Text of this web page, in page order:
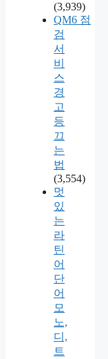
(3,939)
QM6 점
검
서
비
스
경
고
등
끄
는
법
(3,554)
멋
있
는
라
틴
어
단
어
모
노,
디,
트